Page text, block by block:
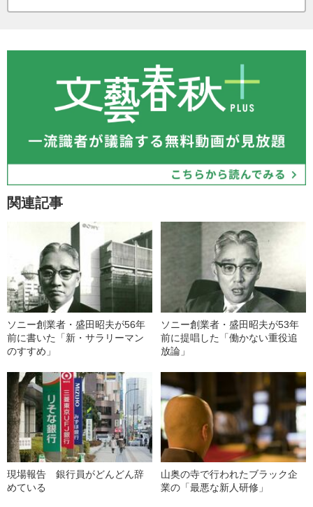
関連記事
ソニー創業者・盛田昭夫が56年
前に書いた「新・サラリーマン
のすすめ」
ソニー創業者・盛田昭夫が53年
前に提唱した「働かない重役追
放論」
現場報告 銀行員がどんどん辞
めている
山奥の寺で行われたブラック企
業の「最悪な新人研修」